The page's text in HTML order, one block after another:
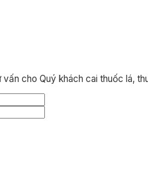
cho Quý khách cai thuốc lá,